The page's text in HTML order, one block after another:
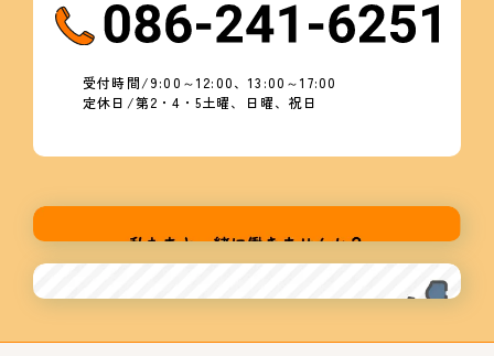
受付時間/9:00～12:00、13:00～17:00
定休日/第2・4・5土曜、日曜、祝日